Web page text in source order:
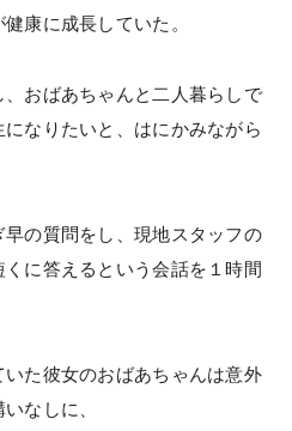
康に成長していた。
おばあちゃんと二人暮らしで
なりたいと、はにかみながら
の質問をし、現地スタッフの
に答えるという会話を１時間
た彼女のおばあちゃんは意外
なしに、